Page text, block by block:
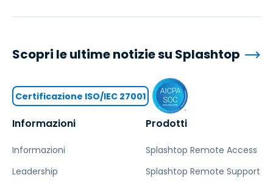
Informazioni
Informazioni
Leadership
Prodotti
Splashtop Remote Access
Splashtop Remote Support
Scopri le ultime notizie su Splashtop
Certificazione ISO/IEC 27001